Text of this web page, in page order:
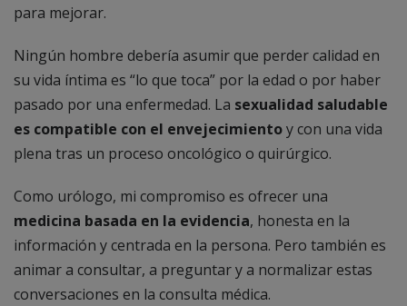
para mejorar.
Ningún hombre debería asumir que perder calidad en
su vida íntima es “lo que toca” por la edad o por haber
pasado por una enfermedad. La sexualidad saludable
es compatible con el envejecimientoy con una vida
plena tras un proceso oncológico o quirúrgico.
Como urólogo, mi compromiso es ofrecer una
medicina basada en la evidencia, honesta en la
información y centrada en la persona. Pero también es
animar a consultar, a preguntar y a normalizar estas
conversaciones en la consulta médica.